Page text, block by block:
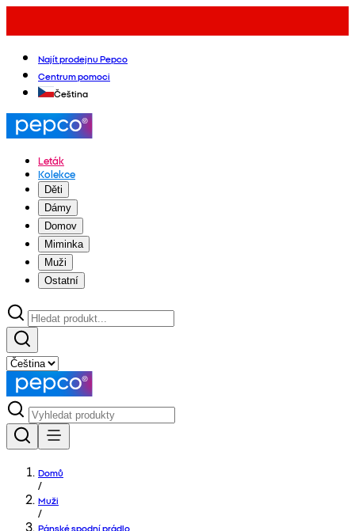
Najít prodejnu Pepco
Centrum pomoci
Čeština
Leták
Kolekce
Děti
Dámy
Domov
Miminka
Muži
Ostatní
Domů
/
Muži
/
Pánské spodní prádlo